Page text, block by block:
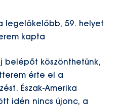
legelőkelőbb, 59. helyet
kapta
belépőt köszönthetünk,
érte el a
Észak-Amerika
idén nincs újonc, a